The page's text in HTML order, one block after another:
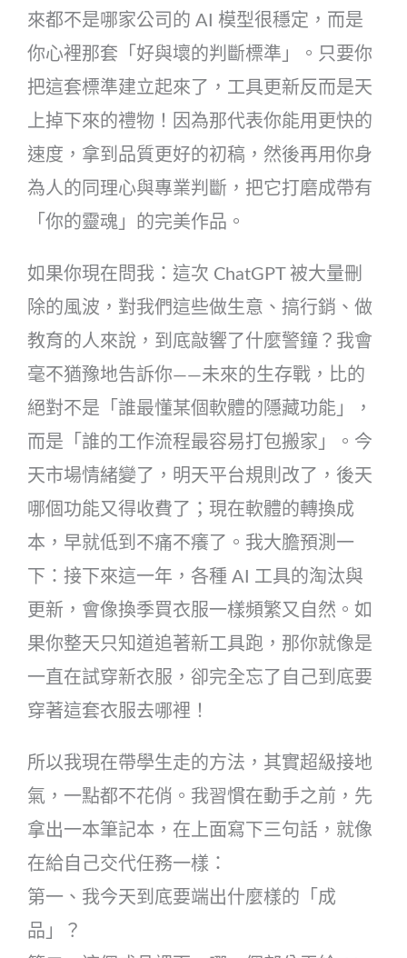
來都不是哪家公司的 AI 模型很穩定，而是
你心裡那套「好與壞的判斷標準」。只要你
把這套標準建立起來了，工具更新反而是天
上掉下來的禮物！因為那代表你能用更快的
速度，拿到品質更好的初稿，然後再用你身
為人的同理心與專業判斷，把它打磨成帶有
「你的靈魂」的完美作品。
如果你現在問我：這次 ChatGPT 被大量刪
除的風波，對我們這些做生意、搞行銷、做
教育的人來說，到底敲響了什麼警鐘？我會
毫不猶豫地告訴你——未來的生存戰，比的
絕對不是「誰最懂某個軟體的隱藏功能」，
而是「誰的工作流程最容易打包搬家」。今
天市場情緒變了，明天平台規則改了，後天
哪個功能又得收費了；現在軟體的轉換成
本，早就低到不痛不癢了。我大膽預測一
下：接下來這一年，各種 AI 工具的淘汰與
更新，會像換季買衣服一樣頻繁又自然。如
果你整天只知道追著新工具跑，那你就像是
一直在試穿新衣服，卻完全忘了自己到底要
穿著這套衣服去哪裡！
所以我現在帶學生走的方法，其實超級接地
氣，一點都不花俏。我習慣在動手之前，先
拿出一本筆記本，在上面寫下三句話，就像
在給自己交代任務一樣：
第一、我今天到底要端出什麼樣的「成
品」？